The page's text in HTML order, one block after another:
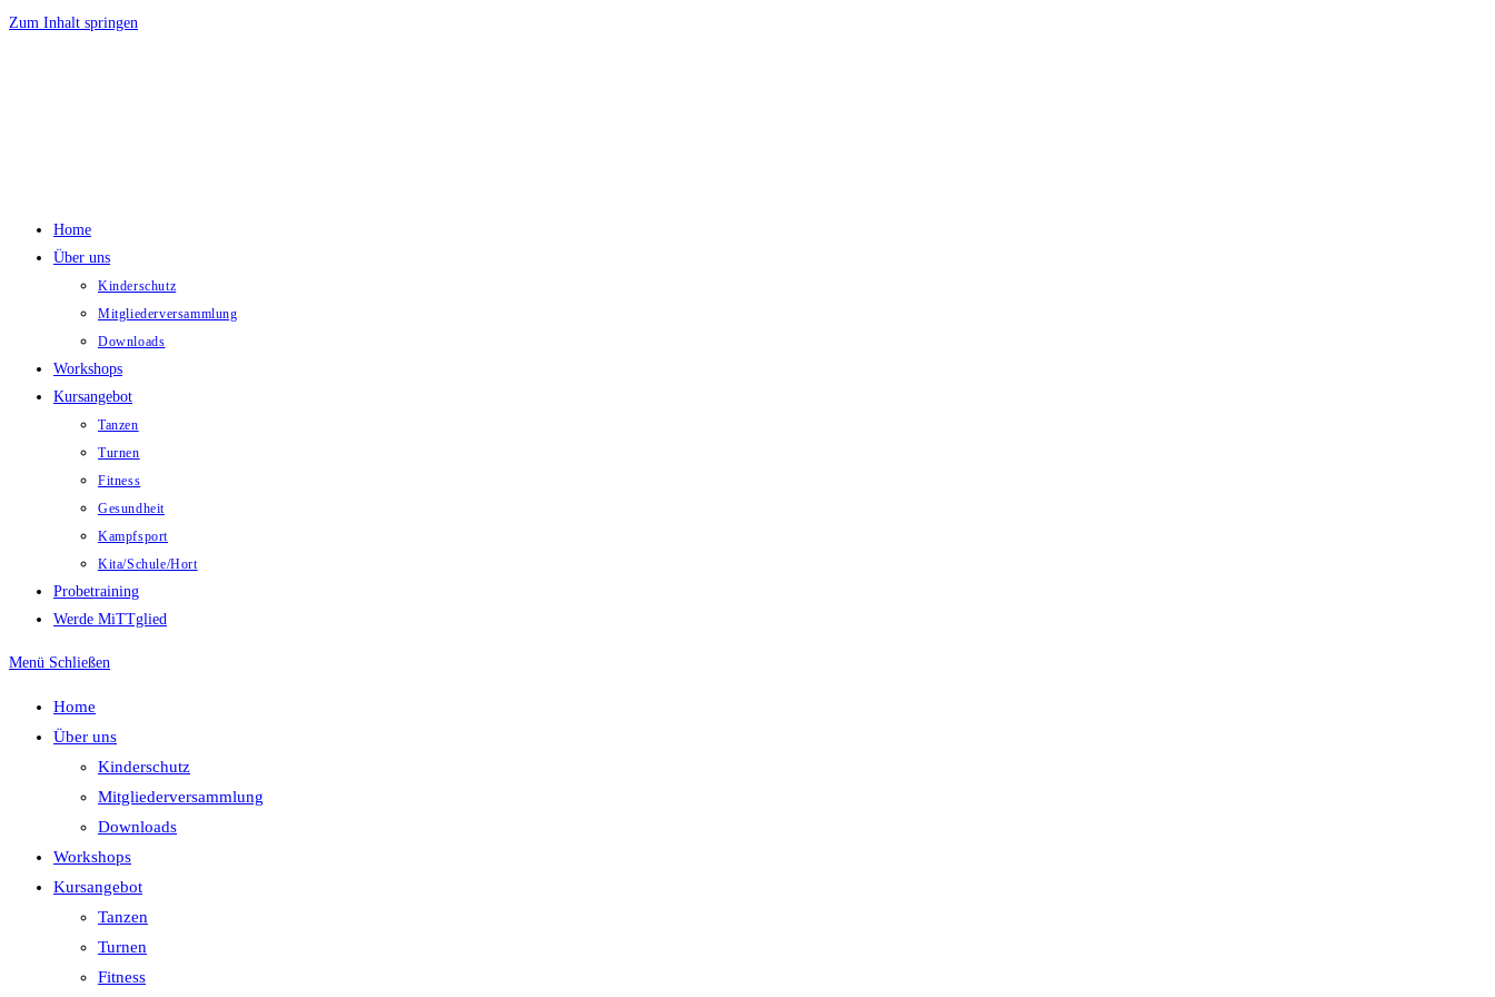
Zum Inhalt springen
Home
Über uns
Kinderschutz
Mitgliederversammlung
Downloads
Workshops
Kursangebot
Tanzen
Turnen
Fitness
Gesundheit
Kampfsport
Kita/Schule/Hort
Probetraining
Werde MiTTglied
Menü Schließen
Home
Über uns
Kinderschutz
Mitgliederversammlung
Downloads
Workshops
Kursangebot
Tanzen
Turnen
Fitness